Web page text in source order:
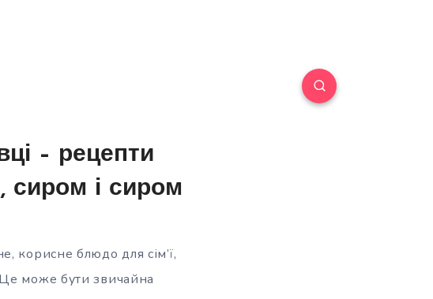
– рецепти
сиром і сиром
корисне блюдо для сім’ї,
може бути звичайна